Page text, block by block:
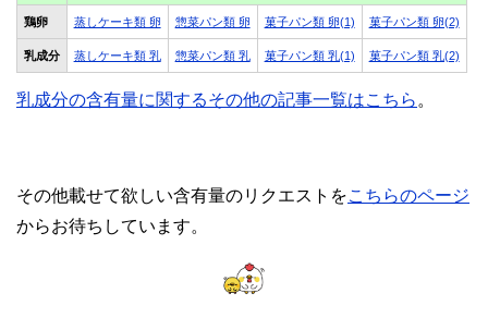
鶏卵 蒸しケーキ類 卵 惣菜パン類 卵 菓子パン類 卵(1) 菓子パン類 卵(2)
乳成分 蒸しケーキ類 乳 惣菜パン類 乳 菓子パン類 乳(1) 菓子パン類 乳(2)
乳成分の含有量に関するその他の記事一覧はこちら 。
その他載せて欲しい含有量のリクエストをこちらのページ
からお待ちしています。